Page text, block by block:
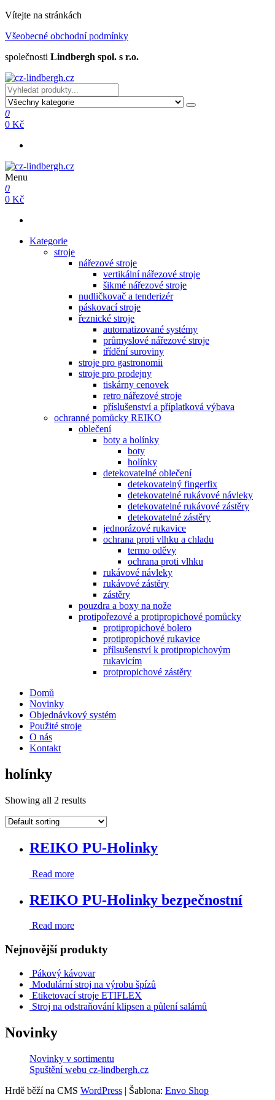
Přeskočit
obsah
Vítejte na stránkách
Všeobecné obchodní podmínky
společnosti Lindbergh spol. s r.o.
cz-lindbergh.cz
cz-lindbergh.cz
0
0 Kč
cz-lindbergh.cz
cz-lindbergh.cz
Menu
0
0 Kč
Kategorie
stroje
nářezové stroje
vertikální nářezové stroje
šikmé nářezové stroje
nudličkovač a tenderizér
páskovací stroje
řeznické stroje
automatizované systémy
průmyslové nářezové stroje
třídění suroviny
stroje pro gastronomii
stroje pro prodejny
tiskárny cenovek
retro nářezové stroje
příslušenství a příplatková výbava
ochranné pomůcky REIKO
oblečení
boty a holínky
boty
holínky
detekovatelné oblečení
detekovatelný fingerfix
detekovatelné rukávové návleky
detekovatelné rukávové zástěry
detekovatelné zástěry
jednorázové rukavice
ochrana proti vlhku a chladu
termo oděvy
ochrana proti vlhku
rukávové návleky
rukávové zástěry
zástěry
pouzdra a boxy na nože
protipořezové a protipropichové pomůcky
protipropichové bolero
protipropichové rukavice
přílsušenství k protipropichovým
rukavicím
protpropichové zástěry
Domů
Novinky
Objednávkový systém
Použité stroje
O nás
Kontakt
holínky
Showing all 2 results
REIKO PU-Holinky
Read more
REIKO PU-Holinky bezpečnostní
Read more
Nejnovější produkty
Pákový kávovar
Modulární stroj na výrobu špízů
Etiketovací stroje ETIFLEX
Stroj na odstraňování klipsen a půlení salámů
Novinky
Novinky v sortimentu
Spuštění webu cz-lindbergh.cz
Hrdě běží na CMS WordPress | Šablona: Envo Shop